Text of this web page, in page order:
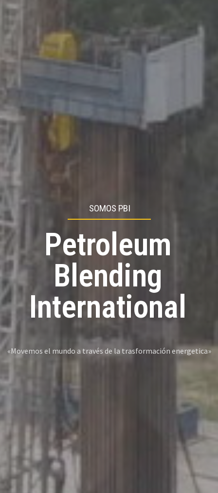
SOMOS PBI
Petroleum
Blending
International
«Movemos el mundo a través de la trasformación energetica»